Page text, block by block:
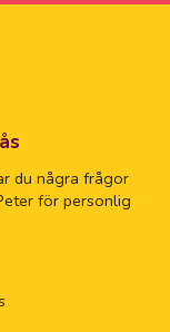
du några frågor
för personlig